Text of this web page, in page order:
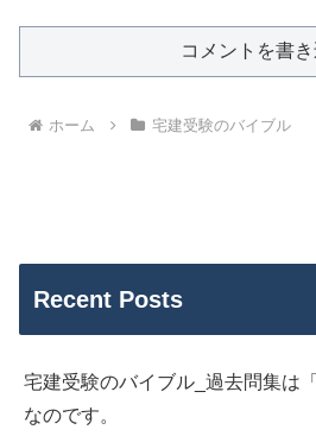
コメントを書
ホーム 宅建受験のバイブル
Recent Posts
宅建受験のバイブル_過去問集は
なのです。